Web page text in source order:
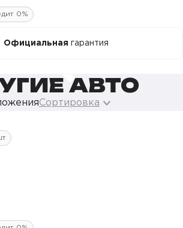
0%
Официальная гарантия
АВТО
Сортировка